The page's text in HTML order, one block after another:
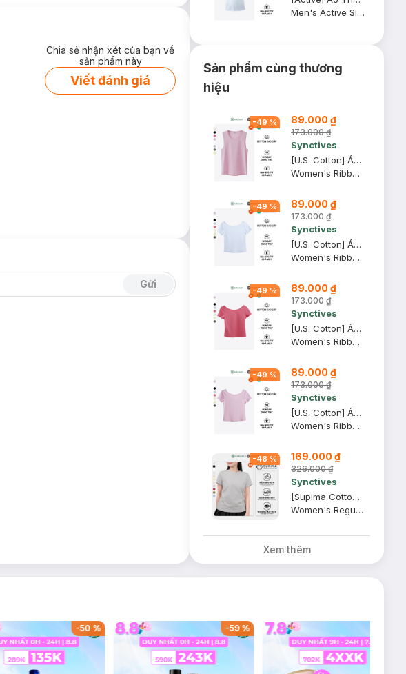
Chia sẻ nhận xét của bạn về
sản phẩm này
Viết đánh giá
Gửi
Men's Active Slim Fit T-Shirt
Sản phẩm cùng thương
hiệu
-49 % 89.000 ₫
173.000 ₫
Synctives
[U.S. Cotton] Áo Tank Top Nữ Synctives Regular Fit, Hồng Phấn, M - CWTA0004
Women's Ribbed Regular Fit Tank Top
-49 % 89.000 ₫
173.000 ₫
Synctives
[U.S. Cotton] Áo Thun Nữ Cổ Thuyền Synctives Slim Fit, Trắng, XL - CWTS0013
Women's Ribbed U-neck Low Back T-shirt
-49 % 89.000 ₫
173.000 ₫
Synctives
[U.S. Cotton] Áo Thun Nữ Cổ Thuyền Synctives Slim Fit, Hồng Mận, M - CWTS0013
Women's Ribbed U-neck Low Back T-shirt
-49 % 89.000 ₫
173.000 ₫
Synctives
[U.S. Cotton] Áo Thun Nữ Cổ Thuyền Synctives Slim Fit, Hồng Phấn, L - CWTS0013
Women's Ribbed U-neck Low Back T-shirt
-48 % 169.000 ₫
326.000 ₫
Synctives
[Supima Cotton] Áo Thun Nữ Synctives Regular Fit, Xám Nhạt, XS - CWTS02
Women's Regular Fit Curved Hem T-Shirt
Xem thêm
-50 % -59%